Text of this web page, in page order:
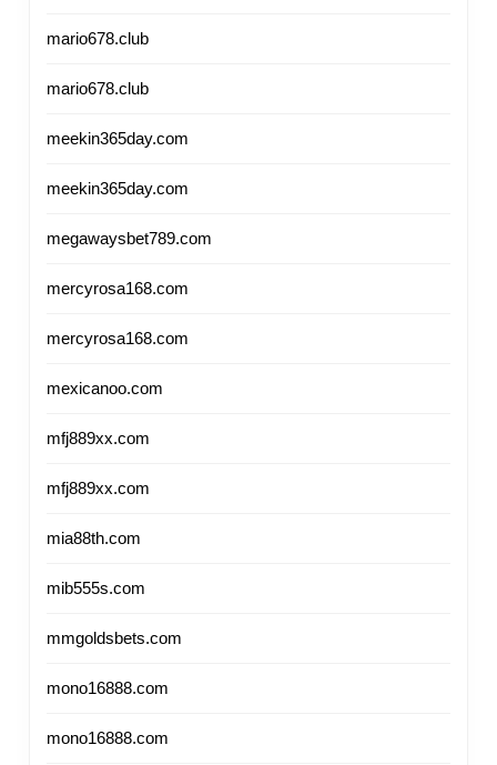
mario678.club
mario678.club
meekin365day.com
meekin365day.com
megawaysbet789.com
mercyrosa168.com
mercyrosa168.com
mexicanoo.com
mfj889xx.com
mfj889xx.com
mia88th.com
mib555s.com
mmgoldsbets.com
mono16888.com
mono16888.com